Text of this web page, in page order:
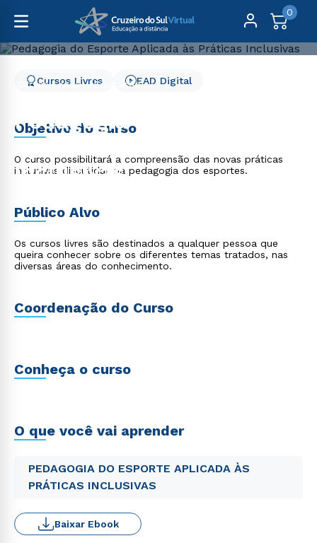
0
Cursos Livres
Educação
Pedagogia do Esporte
Aplicada às Práticas
Inclusivas
Cursos Livres EAD Digital
Objetivo do curso
O curso possibilitará a compreensão das novas práticas
inclusivas discutidas na pedagogia dos esportes.
Público Alvo
Os cursos livres são destinados a qualquer pessoa que
queira conhecer sobre os diferentes temas tratados, nas
diversas áreas do conhecimento.
Coordenação do Curso
Conheça o curso
O que você vai aprender
PEDAGOGIA DO ESPORTE APLICADA ÀS
PRÁTICAS INCLUSIVAS
Baixar Ebook